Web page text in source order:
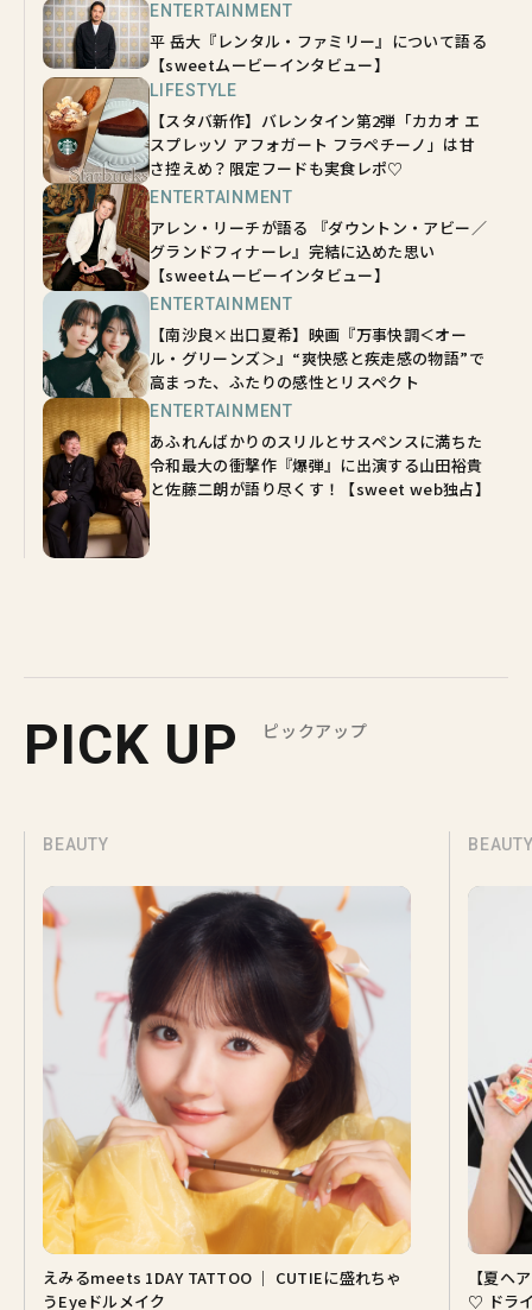
ENTERTAINMENT
平 岳大『レンタル・ファミリー』について語る
【sweetムービーインタビュー】
LIFESTYLE
【スタバ新作】バレンタイン第2弾「カカオ エ
スプレッソ アフォガート フラペチーノ」は甘
さ控えめ？限定フードも実食レポ♡
ENTERTAINMENT
アレン・リーチが語る 『ダウントン・アビー／
グランドフィナーレ』完結に込めた思い
【sweetムービーインタビュー】
ENTERTAINMENT
【南沙良×出口夏希】映画『万事快調＜オー
ル・グリーンズ＞』“爽快感と疾走感の物語”で
高まった、ふたりの感性とリスペクト
ENTERTAINMENT
あふれんばかりのスリルとサスペンスに満ちた
令和最大の衝撃作『爆弾』に出演する山田裕貴
と佐藤二朗が語り尽くす！【sweet web独占】
PICK UP ピックアップ
BEAUTY
えみるmeets 1DAY TATTOO ｜ CUTIEに盛れちゃ
うEyeドルメイク
【夏ヘ
♡ ドラ